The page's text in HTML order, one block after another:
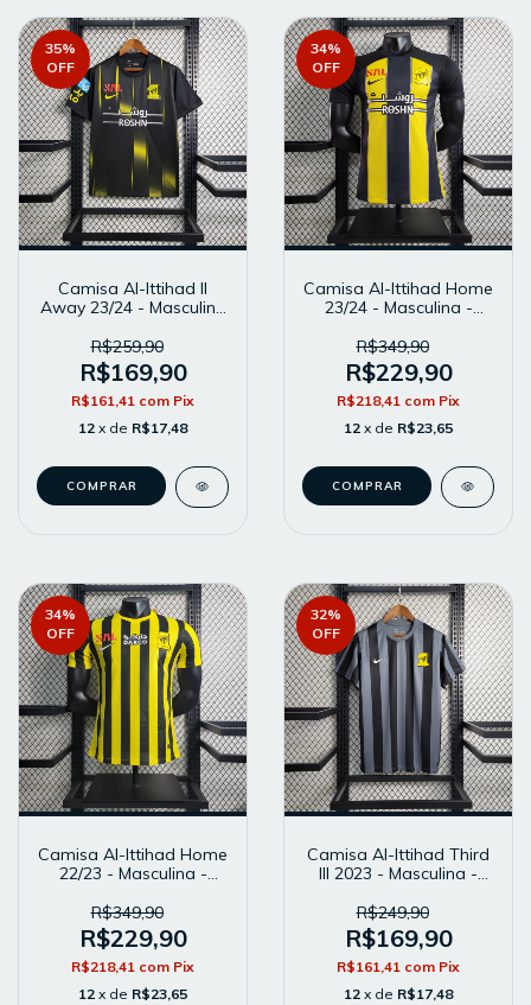
35%
OFF
Camisa Al-Ittihad II
Away 23/24 - Masculina
Preta
R$259,90
R$169,90
R$161,41 com Pix
12 x de R$17,48
COMPRAR
34%
OFF
Camisa Al-Ittihad Home
23/24 - Masculina -
Amarela
R$349,90
R$229,90
R$218,41 com Pix
12 x de R$23,65
COMPRAR
34%
OFF
Camisa Al-Ittihad Home
22/23 - Masculina -
Amarela
R$349,90
R$229,90
R$218,41 com Pix
12 x de R$23,65
32%
OFF
Camisa Al-Ittihad Third
III 2023 - Masculina -
Cinza
R$249,90
R$169,90
R$161,41 com Pix
12 x de R$17,48